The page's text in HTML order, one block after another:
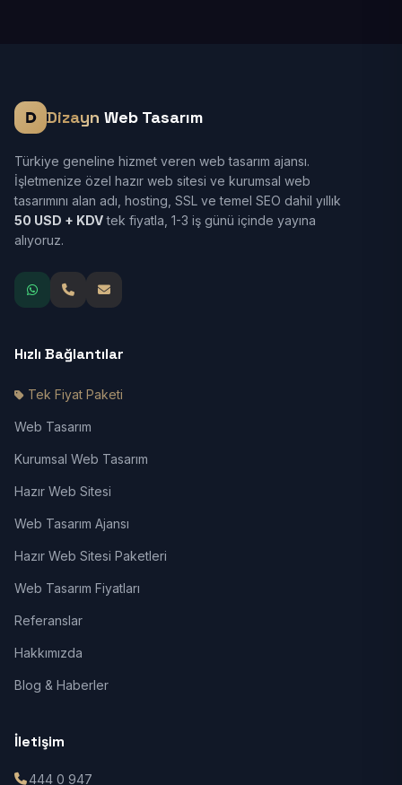
Dizayn Web Tasarım
Türkiye geneline hizmet veren web tasarım ajansı.
İşletmenize özel hazır web sitesi ve kurumsal web
tasarımını alan adı, hosting, SSL ve temel SEO dahil yıllık
50 USD + KDVtek fiyatla, 1-3 iş günü içinde yayına
alıyoruz.
Hızlı Bağlantılar
Tek Fiyat Paketi
Web Tasarım
Kurumsal Web Tasarım
Hazır Web Sitesi
Web Tasarım Ajansı
Hazır Web Sitesi Paketleri
Web Tasarım Fiyatları
Referanslar
Hakkımızda
Blog & Haberler
İletişim
444 0 947